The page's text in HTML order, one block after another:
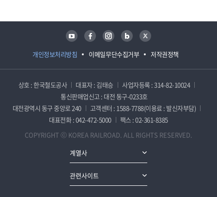
개인정보처리방침 이메일무단수집거부 저작권정책
유튜브 페이스북 인스타그램 블로그 트위터
상호 : 한국철도공사 대표자 : 김태승
사업자등록 : 314-82-10024
통신판매업신고 : 대전 동구-0233호
대전광역시 동구 중앙로 240
고객센터 : 1588-7788(이용료 : 발신자부담)
대표전화 : 042-472-5000
팩스 : 02-361-8385
COPYRIGHT ⓒ KOREA RAILROAD. ALL RIGHTS RESERVED.
계열사
관련사이트